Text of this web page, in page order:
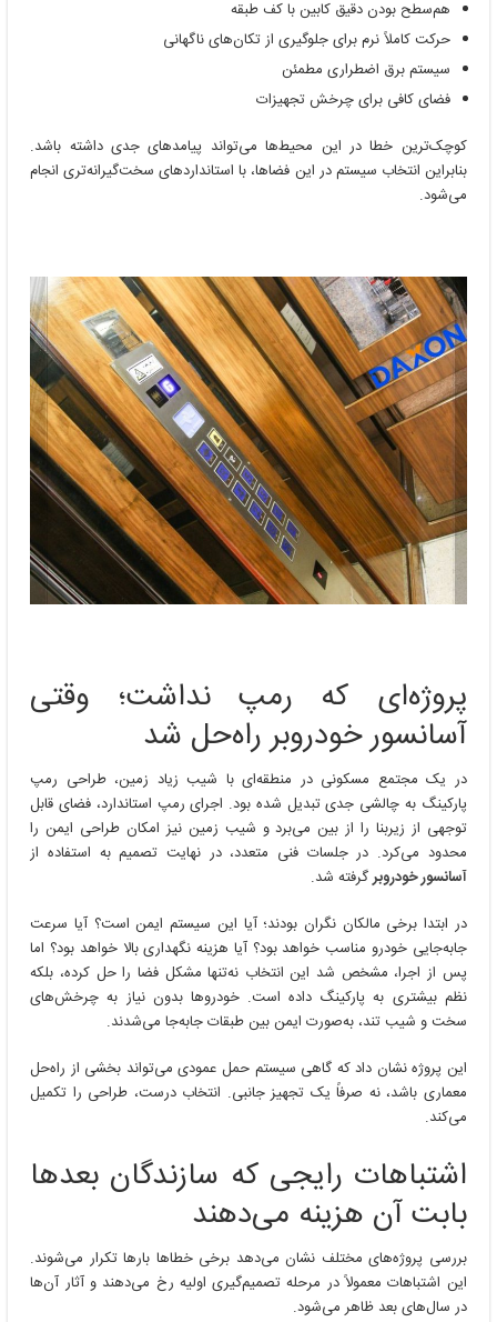
هم‌سطح بودن دقیق کابین با کف طبقه
حرکت کاملاً نرم برای جلوگیری از تکان‌های ناگهانی
سیستم برق اضطراری مطمئن
فضای کافی برای چرخش تجهیزات
کوچک‌ترین خطا در این محیط‌ها می‌تواند پیامدهای جدی داشته باشد.
بنابراین انتخاب سیستم در این فضاها، با استانداردهای سخت‌گیرانه‌تری انجام
می‌شود.
پروژه‌ای که رمپ نداشت؛ وقتی
آسانسور خودروبر راه‌حل شد
در یک مجتمع مسکونی در منطقه‌ای با شیب زیاد زمین، طراحی رمپ
پارکینگ به چالشی جدی تبدیل شده بود. اجرای رمپ استاندارد، فضای قابل
توجهی از زیربنا را از بین می‌برد و شیب زمین نیز امکان طراحی ایمن را
محدود می‌کرد. در جلسات فنی متعدد، در نهایت تصمیم به استفاده از
آسانسور خودروبرگرفته شد.
در ابتدا برخی مالکان نگران بودند؛ آیا این سیستم ایمن است؟ آیا سرعت
جابه‌جایی خودرو مناسب خواهد بود؟ آیا هزینه نگهداری بالا خواهد بود؟ اما
پس از اجرا، مشخص شد این انتخاب نه‌تنها مشکل فضا را حل کرده، بلکه
نظم بیشتری به پارکینگ داده است. خودروها بدون نیاز به چرخش‌های
سخت و شیب تند، به‌صورت ایمن بین طبقات جابه‌جا می‌شدند.
این پروژه نشان داد که گاهی سیستم حمل عمودی می‌تواند بخشی از راه‌حل
معماری باشد، نه صرفاً یک تجهیز جانبی. انتخاب درست، طراحی را تکمیل
می‌کند.
اشتباهات رایجی که سازندگان بعدها
بابت آن هزینه می‌دهند
بررسی پروژه‌های مختلف نشان می‌دهد برخی خطاها بارها تکرار می‌شوند.
این اشتباهات معمولاً در مرحله تصمیم‌گیری اولیه رخ می‌دهند و آثار آن‌ها
در سال‌های بعد ظاهر می‌شود.